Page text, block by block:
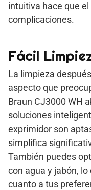
intuitiva hace que
complicaciones.
Fácil
La limpieza
aspecto que
Braun CJ3000 WH
soluciones
exprimidor son
simplifica
También puedes
con agua y jabón,
cuanto a tus